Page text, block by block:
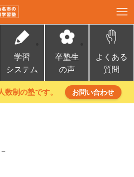
学習
システム
卒塾生
の声
よくある
質問
数制の塾です。 お問い合わせ